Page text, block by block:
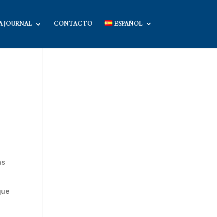
JOURNAL CONTACTO ESPAÑOL